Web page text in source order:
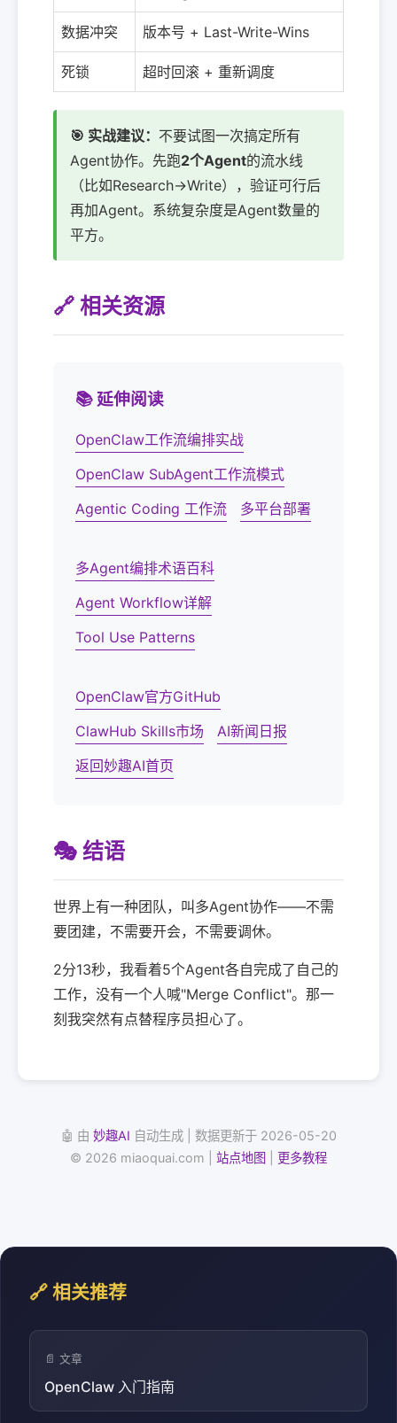
数据冲突 版本号 + Last-Write-Wins
死锁 超时回滚 + 重新调度
🎯 实战建议： 不要试图一次搞定所有
Agent协作。先跑2个Agent的流水线
（比如Research→Write），验证可行后
再加Agent。系统复杂度是Agent数量的
平方。
🔗 相关资源
📚 延伸阅读
OpenClaw工作流编排实战
OpenClaw SubAgent工作流模式
Agentic Coding 工作流
多平台部署
多Agent编排术语百科
Agent Workflow详解
Tool Use Patterns
OpenClaw官方GitHub
ClawHub Skills市场
AI新闻日报
返回妙趣AI首页
🎭 结语
世界上有一种团队，叫多Agent协作——不需
要团建，不需要开会，不需要调休。
2分13秒，我看着5个Agent各自完成了自己的
工作，没有一个人喊"Merge Conflict"。那一
刻我突然有点替程序员担心了。
🤖 由 妙趣AI 自动生成 | 数据更新于 2026-05-20
© 2026 miaoquai.com | 站点地图 更多教程
🔗 相关推荐
📄 文章
OpenClaw 入门指南